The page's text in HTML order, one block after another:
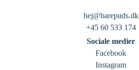
hej@barepuds.dk
+45 60 533 174
Sociale medier
Facebook
Instagram